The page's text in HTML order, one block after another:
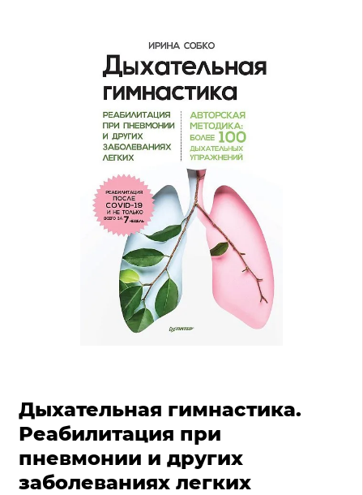
Дыхательная гимнастика.
Реабилитация при
пневмонии и других
заболеваниях легких